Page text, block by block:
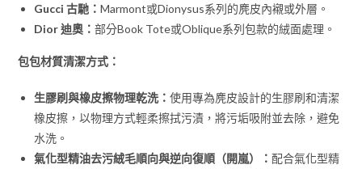
Gucci 古馳：Marmont或Dionysus系列的麂皮內襯或外層。
Dior 迪奧：部分Book Tote或Oblique系列包款的絨面處理。
包包材質清潔方式：
生膠刷與橡皮擦物理乾洗：使用專為麂皮設計的生膠刷和清潔
橡皮擦，以物理方式輕柔擦拭污漬，將污垢吸附並去除，避免
水洗。
氣化型精油去污絨毛順向與逆向復順（開嵐）：配合氣化型精